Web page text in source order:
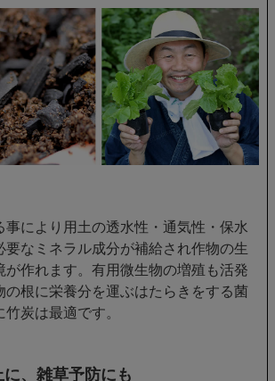
事により用土の透水性・通気性・保水
要なミネラル成分が補給され作物の生
が作れます。有用微生物の増殖も活発
の根に栄養分を運ぶはたらきをする菌
炭は最適です。
、雑草予防にも